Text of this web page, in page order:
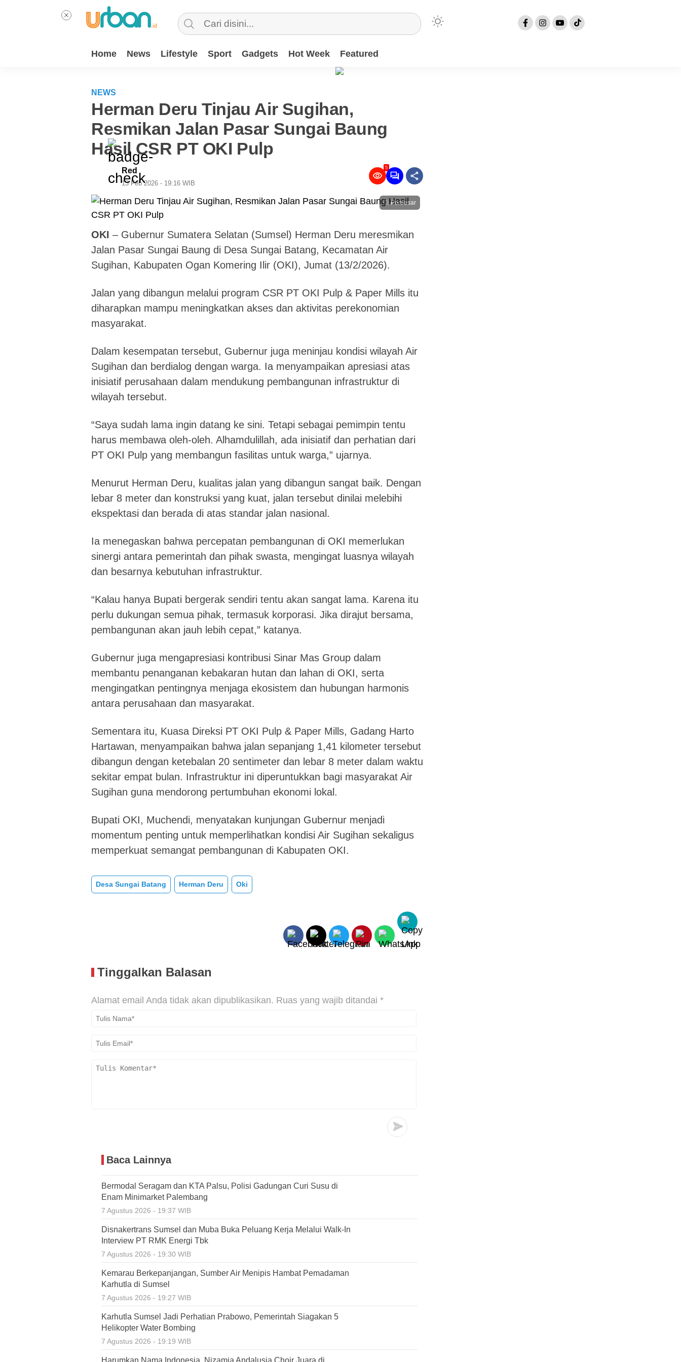
Home News Lifestyle Sport Gadgets Hot Week Featured
NEWS
Herman Deru Tinjau Air Sugihan,
Resmikan Jalan Pasar Sungai Baung
Hasil CSR PT OKI Pulp
Red
13 Feb 2026 - 19:16 WIB
5
Perbesar
OKI – Gubernur Sumatera Selatan (Sumsel) Herman Deru meresmikan
Jalan Pasar Sungai Baung di Desa Sungai Batang, Kecamatan Air
Sugihan, Kabupaten Ogan Komering Ilir (OKI), Jumat (13/2/2026).
Jalan yang dibangun melalui program CSR PT OKI Pulp & Paper Mills itu
diharapkan mampu meningkatkan akses dan aktivitas perekonomian
masyarakat.
Dalam kesempatan tersebut, Gubernur juga meninjau kondisi wilayah Air
Sugihan dan berdialog dengan warga. Ia menyampaikan apresiasi atas
inisiatif perusahaan dalam mendukung pembangunan infrastruktur di
wilayah tersebut.
“Saya sudah lama ingin datang ke sini. Tetapi sebagai pemimpin tentu
harus membawa oleh-oleh. Alhamdulillah, ada inisiatif dan perhatian dari
PT OKI Pulp yang membangun fasilitas untuk warga,” ujarnya.
Menurut Herman Deru, kualitas jalan yang dibangun sangat baik. Dengan
lebar 8 meter dan konstruksi yang kuat, jalan tersebut dinilai melebihi
ekspektasi dan berada di atas standar jalan nasional.
Ia menegaskan bahwa percepatan pembangunan di OKI memerlukan
sinergi antara pemerintah dan pihak swasta, mengingat luasnya wilayah
dan besarnya kebutuhan infrastruktur.
“Kalau hanya Bupati bergerak sendiri tentu akan sangat lama. Karena itu
perlu dukungan semua pihak, termasuk korporasi. Jika dirajut bersama,
pembangunan akan jauh lebih cepat,” katanya.
Gubernur juga mengapresiasi kontribusi Sinar Mas Group dalam
membantu penanganan kebakaran hutan dan lahan di OKI, serta
mengingatkan pentingnya menjaga ekosistem dan hubungan harmonis
antara perusahaan dan masyarakat.
Sementara itu, Kuasa Direksi PT OKI Pulp & Paper Mills, Gadang Harto
Hartawan, menyampaikan bahwa jalan sepanjang 1,41 kilometer tersebut
dibangun dengan ketebalan 20 sentimeter dan lebar 8 meter dalam waktu
sekitar empat bulan. Infrastruktur ini diperuntukkan bagi masyarakat Air
Sugihan guna mendorong pertumbuhan ekonomi lokal.
Bupati OKI, Muchendi, menyatakan kunjungan Gubernur menjadi
momentum penting untuk memperlihatkan kondisi Air Sugihan sekaligus
memperkuat semangat pembangunan di Kabupaten OKI.
Desa Sungai Batang Herman Deru Oki
Tinggalkan Balasan
Alamat email Anda tidak akan dipublikasikan. Ruas yang wajib ditandai *
Baca Lainnya
Bermodal Seragam dan KTA Palsu, Polisi Gadungan Curi Susu di
Enam Minimarket Palembang
7 Agustus 2026 - 19:37 WIB
Disnakertrans Sumsel dan Muba Buka Peluang Kerja Melalui Walk-In
Interview PT RMK Energi Tbk
7 Agustus 2026 - 19:30 WIB
Kemarau Berkepanjangan, Sumber Air Menipis Hambat Pemadaman
Karhutla di Sumsel
7 Agustus 2026 - 19:27 WIB
Karhutla Sumsel Jadi Perhatian Prabowo, Pemerintah Siagakan 5
Helikopter Water Bombing
7 Agustus 2026 - 19:19 WIB
Harumkan Nama Indonesia, Nizamia Andalusia Choir Juara di